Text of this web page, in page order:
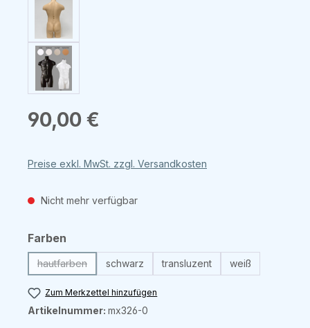
Regulärer Preis:
90,00 €
Preise exkl. MwSt. zzgl. Versandkosten
Nicht mehr verfügbar
Farben
hautfarben schwarz transluzent weiß
Zum Merkzettel hinzufügen
Artikelnummer: mx326-0